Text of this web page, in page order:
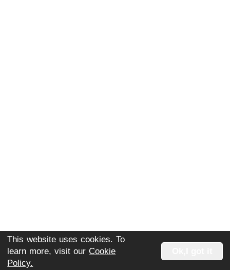
This website uses cookies. To
learn more, visit our Cookie
Policy.